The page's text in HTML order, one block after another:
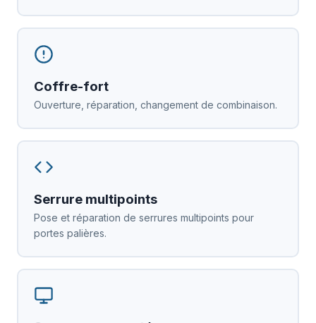
Coffre-fort
Ouverture, réparation, changement de combinaison.
Serrure multipoints
Pose et réparation de serrures multipoints pour
portes palières.